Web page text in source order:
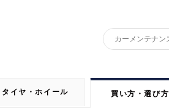
タイヤ・ホイール 買い方・選び方